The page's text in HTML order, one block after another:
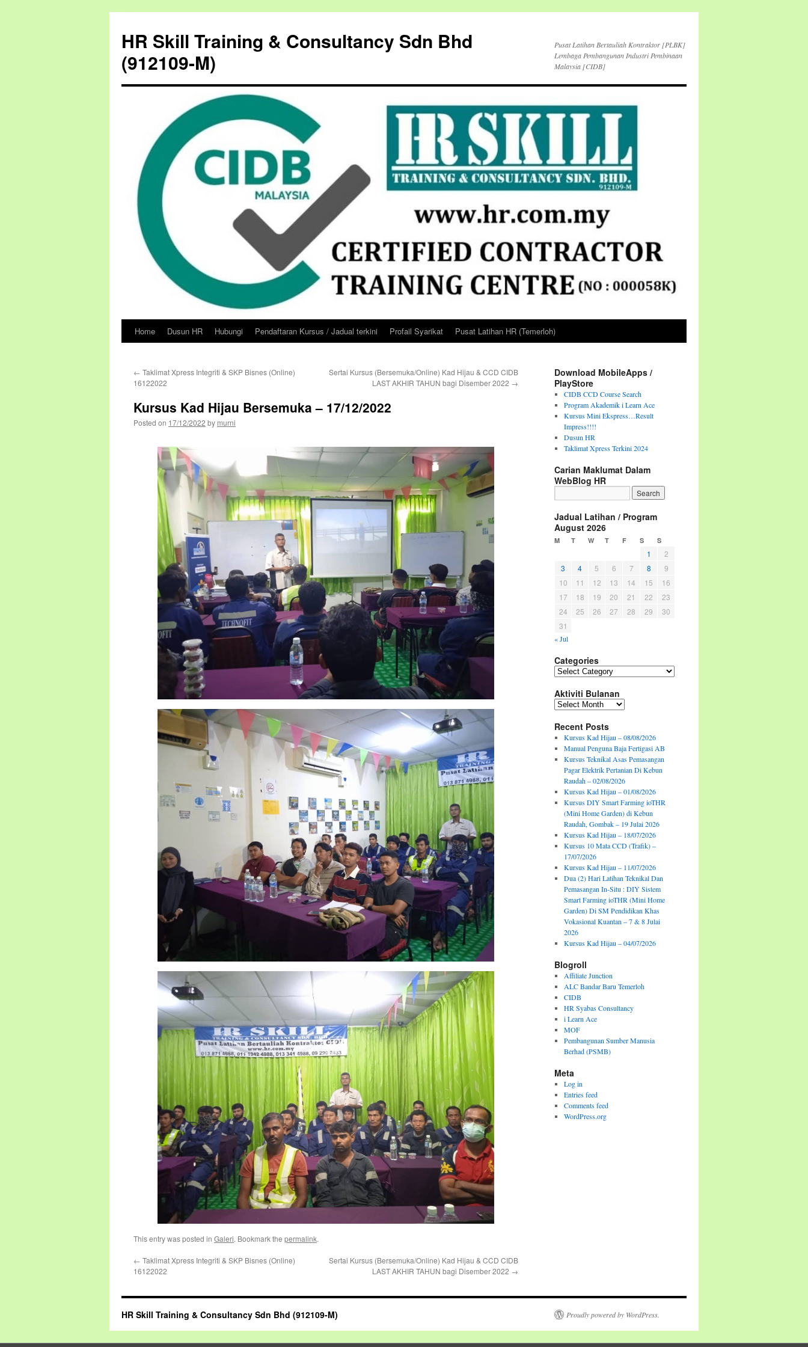
HR Skill Training & Consultancy Sdn Bhd
(912109-M)
Pusat Latihan Bertauliah Kontraktor [PLBK]
Lembaga Pembangunan Industri Pembinaan
Malaysia [CIDB]
Skip
content
Home Dusun HR Hubungi Pendaftaran Kursus / Jadual terkini Profail Syarikat Pusat Latihan HR (Temerloh)
← Taklimat Xpress Integriti & SKP Bisnes (Online)
16122022
Sertai Kursus (Bersemuka/Online) Kad Hijau & CCD CIDB
LAST AKHIR TAHUN bagi Disember 2022 →
Kursus Kad Hijau Bersemuka – 17/12/2022
Posted on 17/12/2022 by murni
This entry was posted in Galeri. Bookmark the permalink.
← Taklimat Xpress Integriti & SKP Bisnes (Online)
16122022
Sertai Kursus (Bersemuka/Online) Kad Hijau & CCD CIDB
LAST AKHIR TAHUN bagi Disember 2022 →
Download MobileApps /
PlayStore
CIDB CCD Course Search
Program Akademik i Learn Ace
Kursus Mini Ekspress…Result
Impress!!!!
Dusun HR
Taklimat Xpress Terkini 2024
Carian Maklumat Dalam
WebBlog HR
Jadual Latihan / Program
August 2026
M T W T F S S
1
2
3
4 5 6 7 8
9
10
11 12 13 14 15
16
17
18 19 20 21 22
23
24
25 26 27 28 29
30
31
« Jul
Categories
Categories
Aktiviti Bulanan
Aktiviti
Recent Posts
Kursus Kad Hijau – 08/08/2026
Manual Penguna Baja Fertigasi AB
Kursus Teknikal Asas Pemasangan
Pagar Elektrik Pertanian Di Kebun
Raudah – 02/08/2026
Kursus Kad Hijau – 01/08/2026
Kursus DIY Smart Farming ioTHR
(Mini Home Garden) di Kebun
Raudah, Gombak – 19 Julai 2026
Kursus Kad Hijau – 18/07/2026
Kursus 10 Mata CCD (Trafik) –
17/07/2026
Kursus Kad Hijau – 11/07/2026
Dua (2) Hari Latihan Teknikal Dan
Pemasangan In-Situ : DIY Sistem
Smart Farming ioTHR (Mini Home
Garden) Di SM Pendidikan Khas
Vokasional Kuantan – 7 & 8 Julai
2026
Kursus Kad Hijau – 04/07/2026
Blogroll
Affiliate Junction
ALC Bandar Baru Temerloh
CIDB
HR Syabas Consultancy
i Learn Ace
MOF
Pembangunan Sumber Manusia
Berhad (PSMB)
Meta
Log in
Entries feed
Comments feed
WordPress.org
HR Skill Training & Consultancy Sdn Bhd (912109-M) Proudly powered by WordPress.